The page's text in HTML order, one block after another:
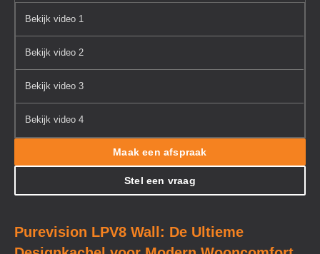
Bekijk video 1
Bekijk video 2
Bekijk video 3
Bekijk video 4
Maak een afspraak
Stel een vraag
Purevision LPV8 Wall: De Ultieme